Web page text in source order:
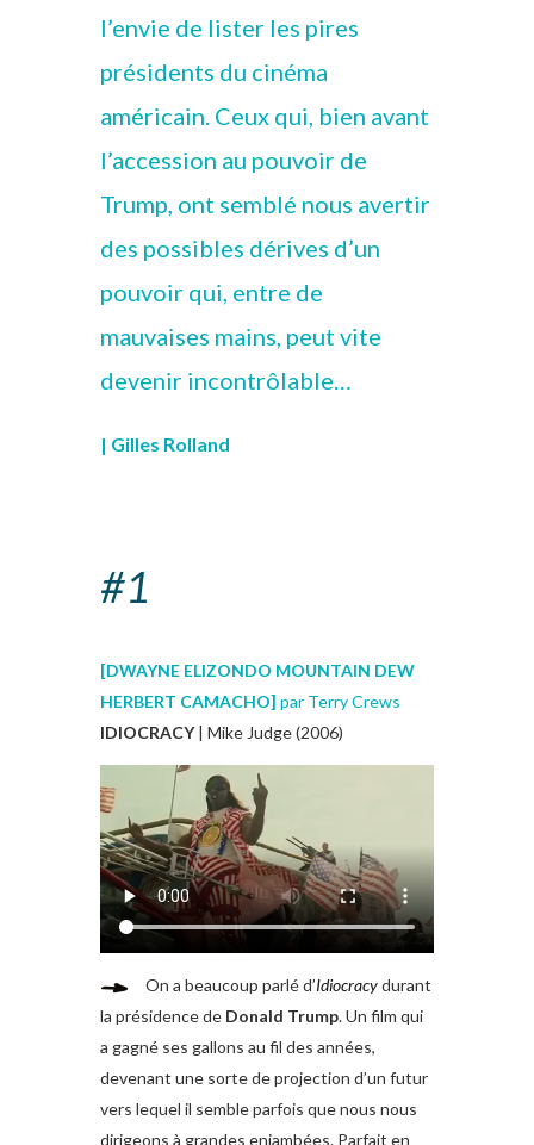
l’envie de lister les pires
présidents du cinéma
américain. Ceux qui, bien avant
l’accession au pouvoir de
Trump, ont semblé nous avertir
des possibles dérives d’un
pouvoir qui, entre de
mauvaises mains, peut vite
devenir incontrôlable…
| Gilles Rolland
#1
[DWAYNE ELIZONDO MOUNTAIN DEW
HERBERT CAMACHO] par Terry Crews
IDIOCRACY| Mike Judge (2006)
On a beaucoup parlé d’Idiocracydurant
la présidence de Donald Trump. Un film qui
a gagné ses gallons au fil des années,
devenant une sorte de projection d’un futur
vers lequel il semble parfois que nous nous
dirigeons à grandes enjambées. Parfait en